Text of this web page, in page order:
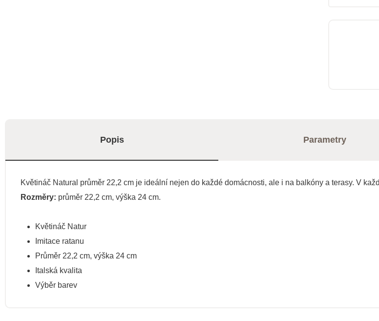
Popis Parametry
Květináč Natural průměr 22,2 cm je ideální nejen do každé domácnosti, ale i na balkóny a terasy. V
Rozměry: průměr 22,2 cm, výška 24 cm.
Květináč Natur
Imitace ratanu
Průměr 22,2 cm, výška 24 cm
Italská kvalita
Výběr barev